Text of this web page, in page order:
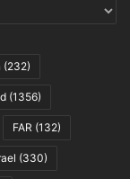
(232)
(1356)
FAR (132)
(330)